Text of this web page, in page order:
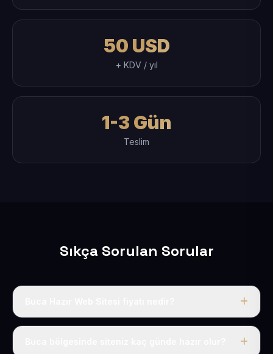
50 USD
+ KDV / yıl
1-3 Gün
Teslim
Sıkça Sorulan Sorular
Tek fiyat uygulanır: yıllık 50 USD + KDV. Bu bedele alan